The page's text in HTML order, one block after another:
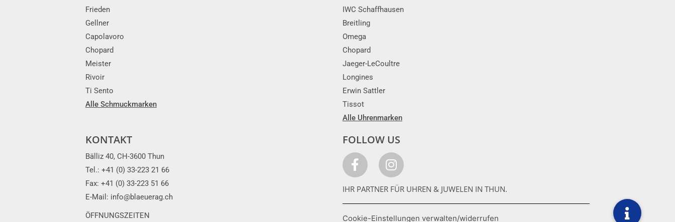
Frieden
Gellner
Capolavoro
Chopard
Meister
Rivoir
Ti Sento
Alle Schmuckmarken
IWC Schaffhausen
Breitling
Omega
Chopard
Jaeger-LeCoultre
Longines
Erwin Sattler
Tissot
Alle Uhrenmarken
KONTAKT
Bälliz 40, CH-3600 Thun
Tel.: +41 (0) 33-223 21 66
Fax: +41 (0) 33-223 51 66
E-Mail: info@blaeuerag.ch
ÖFFNUNGSZEITEN
FOLLOW US
IHR PARTNER FÜR UHREN & JUWELEN IN THUN.
Cookie-Einstellungen verwalten/widerrufen